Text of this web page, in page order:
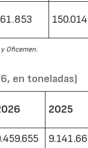
61.853 150.014
Oficemen.
en toneladas)
2025